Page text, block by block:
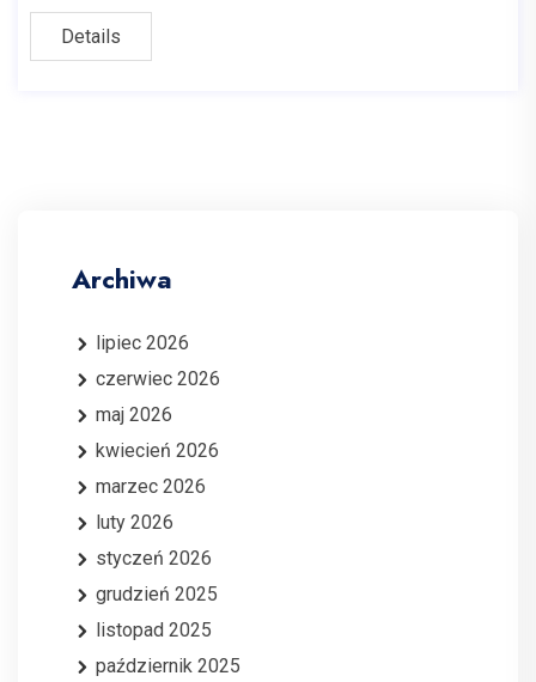
Details
Archiwa
lipiec 2026
czerwiec 2026
maj 2026
kwiecień 2026
marzec 2026
luty 2026
styczeń 2026
grudzień 2025
listopad 2025
październik 2025